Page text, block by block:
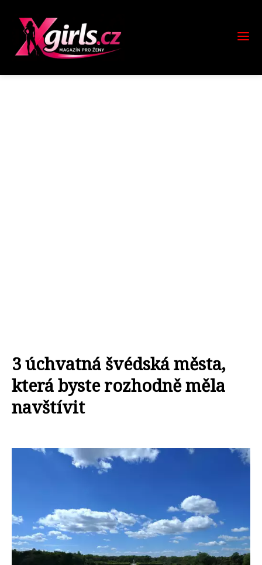
3 úchvatná švédská města,
která byste rozhodně měla
navštívit